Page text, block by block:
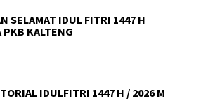
SELAMAT IDUL FITRI 1447 H
PKB KALTENG
IDULFITRI 1447 H / 2026 M